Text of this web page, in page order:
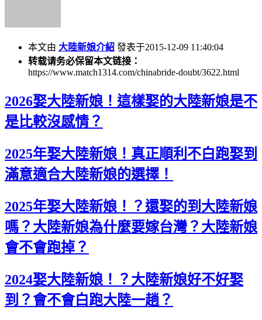
本文由 大陸新娘介紹 發表于2015-12-09 11:40:04
转载请务必保留本文链接：
https://www.match1314.com/chinabride-doubt/3622.html
2026娶大陸新娘！這樣娶的大陸新娘是不
是比較沒感情？
2025年娶大陸新娘！真正順利不白跑娶到
滿意適合大陸新娘的選擇！
2025年娶大陸新娘！？還娶的到大陸新娘
嗎？大陸新娘為什麼要嫁台灣？大陸新娘
會不會跑掉？
2024娶大陸新娘！？大陸新娘好不好娶
到？會不會白跑大陸一趟？